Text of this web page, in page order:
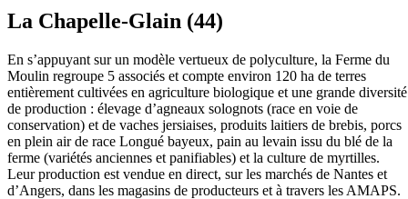
La Chapelle-Glain (44)​​
En s’appuyant sur un modèle vertueux de polyculture, la Ferme du
Moulin regroupe 5 associés et compte environ 120 ha de terres
entièrement cultivées en agriculture biologique et une grande diversité
de production : élevage d’agneaux solognots (race en voie de
conservation) et de vaches jersiaises, produits laitiers de brebis, porcs
en plein air de race Longué bayeux, pain au levain issu du blé de la
ferme (variétés anciennes et panifiables) et la culture de myrtilles.
Leur production est vendue en direct, sur les marchés de Nantes et
d’Angers, dans les magasins de producteurs et à travers les AMAPS.